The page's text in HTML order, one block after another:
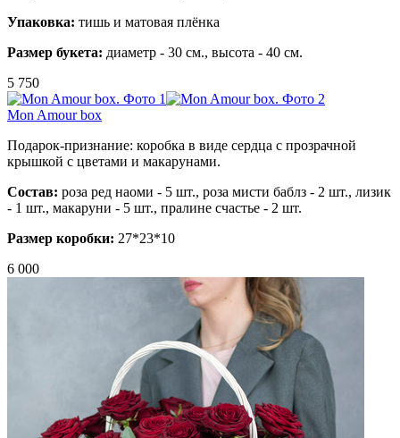
Упаковка: тишь и матовая плёнка
Размер букета: диаметр - 30 см., высота - 40 см.
5 750
Mon Amour box
Подарок-признание: коробка в виде сердца с прозрачной
крышкой с цветами и макарунами.
Состав: роза ред наоми - 5 шт., роза мисти баблз - 2 шт., лизик
- 1 шт., макаруни - 5 шт., пралине счастье - 2 шт.
Размер коробки: 27*23*10
6 000